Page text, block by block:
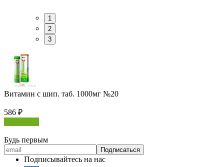
1
2
3
Витамин с шип. таб. 1000мг №20
586 ₽
Будь первым
Подписывайтесь на нас